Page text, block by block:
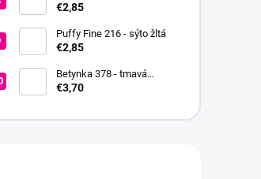
fialovoružová
€2,85
Puffy Fine 216 - sýto žltá
€2,85
Betynka 378 - tmavá
medová
€3,70